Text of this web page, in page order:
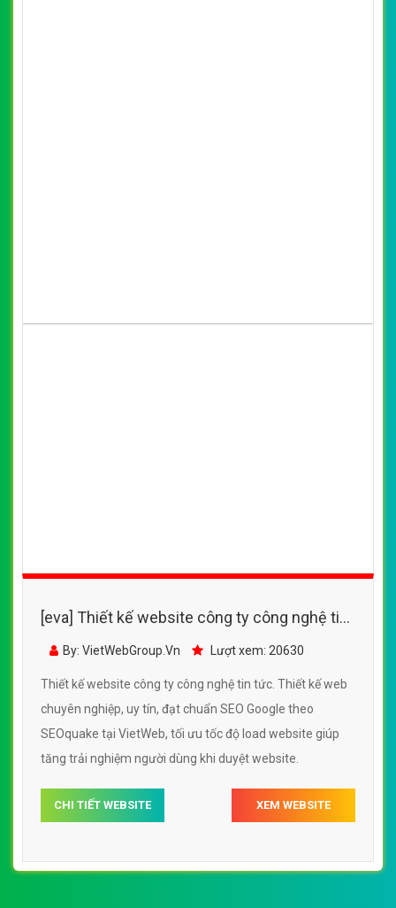
[eva] Thiết kế website công ty công nghệ tin
tức đẹp SEO nhanh hiệu quả
By: VietWebGroup.Vn Lượt xem: 20630
Thiết kế website công ty công nghệ tin tức. Thiết kế web
chuyên nghiệp, uy tín, đạt chuẩn SEO Google theo
SEOquake tại VietWeb, tối ưu tốc độ load website giúp
tăng trải nghiệm người dùng khi duyệt website.
CHI TIẾT WEBSITE XEM WEBSITE